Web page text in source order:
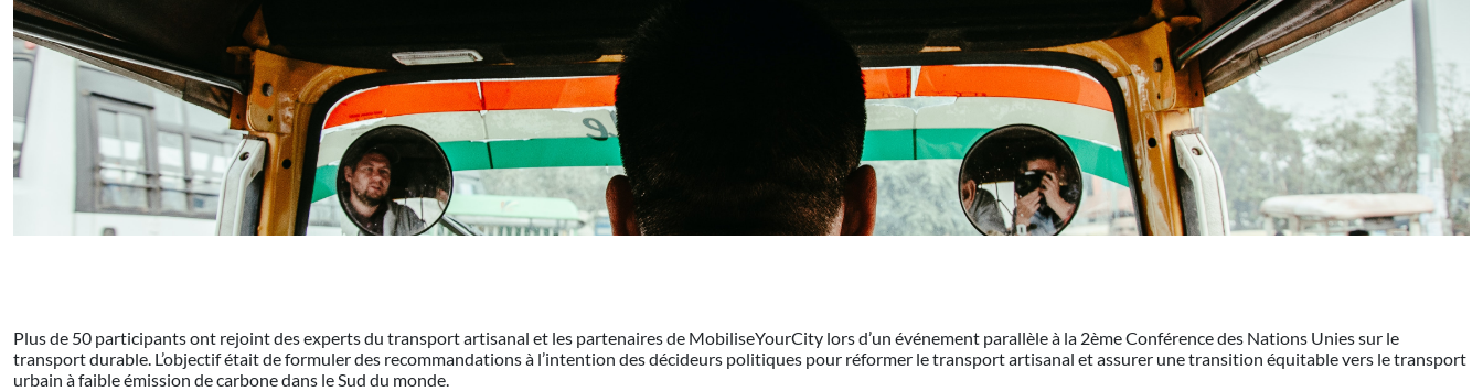
Plus de 50 participants ont rejoint des experts du transport artisanal et les partenaires de MobiliseYourCity lors d’un événement parallèle à la 2ème Conférence des Nations Unies sur le
transport durable. L’objectif était de formuler des recommandations à l’intention des décideurs politiques pour réformer le transport artisanal et assurer une transition équitable vers le transport
urbain à faible émission de carbone dans le Sud du monde.